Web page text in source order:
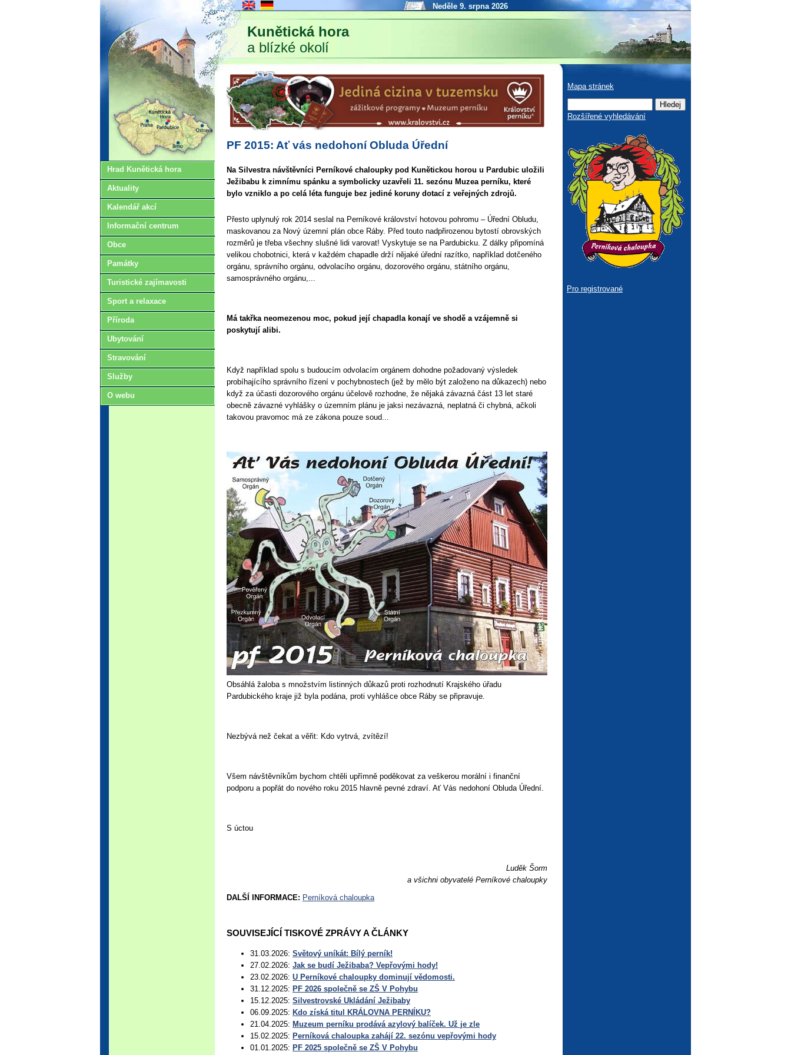
Kunětická hora
a blízké okolí
Neděle 9. srpna 2026
Hrad Kunětická hora
Aktuality
Kalendář akcí
Informační centrum
Obce
Památky
Turistické zajímavosti
Sport a relaxace
Příroda
Ubytování
Stravování
Služby
O webu
PF 2015: Ať vás nedohoní Obluda Úřední
Na Silvestra návštěvníci Perníkové chaloupky pod Kunětickou horou u Pardubic uložili
Ježibabu k zimnímu spánku a symbolicky uzavřeli 11. sezónu Muzea perníku, které
bylo vzniklo a po celá léta funguje bez jediné koruny dotací z veřejných zdrojů.
Přesto uplynulý rok 2014 seslal na Perníkové království hotovou pohromu – Úřední Obludu,
maskovanou za Nový územní plán obce Ráby. Před touto nadpřirozenou bytostí obrovských
rozměrů je třeba všechny slušné lidi varovat! Vyskytuje se na Pardubicku. Z dálky připomíná
velikou chobotnici, která v každém chapadle drží nějaké úřední razítko, například dotčeného
orgánu, správního orgánu, odvolacího orgánu, dozorového orgánu, státního orgánu,
samosprávného orgánu,...
Má takřka neomezenou moc, pokud její chapadla konají ve shodě a vzájemně si
poskytují alibi.
Když například spolu s budoucím odvolacím orgánem dohodne požadovaný výsledek
probíhajícího správního řízení v pochybnostech (jež by mělo být založeno na důkazech) nebo
když za účasti dozorového orgánu účelově rozhodne, že nějaká závazná část 13 let staré
obecně závazné vyhlášky o územním plánu je jaksi nezávazná, neplatná či chybná, ačkoli
takovou pravomoc má ze zákona pouze soud...
Obsáhlá žaloba s množstvím listinných důkazů proti rozhodnutí Krajského úřadu
Pardubického kraje již byla podána, proti vyhlášce obce Ráby se připravuje.
Nezbývá než čekat a věřit: Kdo vytrvá, zvítězí!
Všem návštěvníkům bychom chtěli upřímně poděkovat za veškerou morální i finanční
podporu a popřát do nového roku 2015 hlavně pevné zdraví. Ať Vás nedohoní Obluda Úřední.
S úctou
Luděk Šorm
a všichni obyvatelé Perníkové chaloupky
DALŠÍ INFORMACE: Perníková chaloupka
SOUVISEJÍCÍ TISKOVÉ ZPRÁVY A ČLÁNKY
31.03.2026: Světový uníkát: Bílý perník!
27.02.2026: Jak se budí Ježibaba? Vepřovými hody!
23.02.2026: U Perníkové chaloupky dominují vědomosti.
31.12.2025: PF 2026 společně se ZŠ V Pohybu
15.12.2025: Silvestrovské Ukládání Ježibaby
06.09.2025: Kdo získá titul KRÁLOVNA PERNÍKU?
21.04.2025: Muzeum perníku prodává azylový balíček. Už je zle
15.02.2025: Perníková chaloupka zahájí 22. sezónu vepřovými hody
01.01.2025: PF 2025 společně se ZŠ V Pohybu
Mapa stránek
Rozšířené vyhledávání
Pro registrované